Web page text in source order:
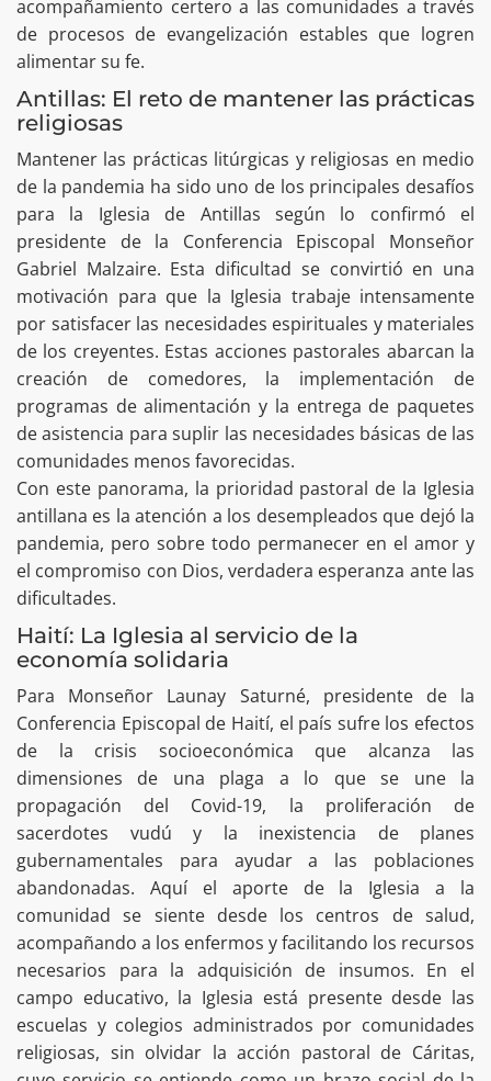
acompañamiento certero a las comunidades a través
de procesos de evangelización estables que logren
alimentar su fe.
Antillas: El reto de mantener las prácticas
religiosas
Mantener las prácticas litúrgicas y religiosas en medio
de la pandemia ha sido uno de los principales desafíos
para la Iglesia de Antillas según lo confirmó el
presidente de la Conferencia Episcopal Monseñor
Gabriel Malzaire. Esta dificultad se convirtió en una
motivación para que la Iglesia trabaje intensamente
por satisfacer las necesidades espirituales y materiales
de los creyentes. Estas acciones pastorales abarcan la
creación de comedores, la implementación de
programas de alimentación y la entrega de paquetes
de asistencia para suplir las necesidades básicas de las
comunidades menos favorecidas.
Con este panorama, la prioridad pastoral de la Iglesia
antillana es la atención a los desempleados que dejó la
pandemia, pero sobre todo permanecer en el amor y
el compromiso con Dios, verdadera esperanza ante las
dificultades.
Haití: La Iglesia al servicio de la
economía solidaria
Para Monseñor Launay Saturné, presidente de la
Conferencia Episcopal de Haití, el país sufre los efectos
de la crisis socioeconómica que alcanza las
dimensiones de una plaga a lo que se une la
propagación del Covid-19, la proliferación de
sacerdotes vudú y la inexistencia de planes
gubernamentales para ayudar a las poblaciones
abandonadas. Aquí el aporte de la Iglesia a la
comunidad se siente desde los centros de salud,
acompañando a los enfermos y facilitando los recursos
necesarios para la adquisición de insumos. En el
campo educativo, la Iglesia está presente desde las
escuelas y colegios administrados por comunidades
religiosas, sin olvidar la acción pastoral de Cáritas,